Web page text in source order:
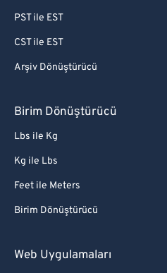
PST ile EST
CST ile EST
Arşiv Dönüştürücü
Birim Dönüştürücü
Lbs ile Kg
Kg ile Lbs
Feet ile Meters
Birim Dönüştürücü
Web Uygulamaları